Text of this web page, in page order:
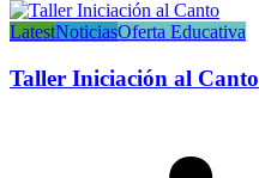
LatestNoticiasOferta Educativa
Taller Iniciación al Canto